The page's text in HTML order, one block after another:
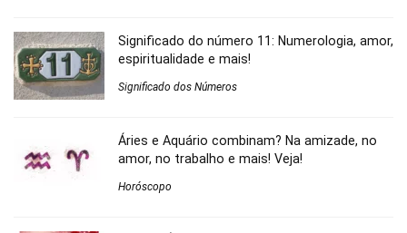
Significado do número 11: Numerologia, amor,
espiritualidade e mais!
Significado dos Números
Áries e Aquário combinam? Na amizade, no
amor, no trabalho e mais! Veja!
Horóscopo